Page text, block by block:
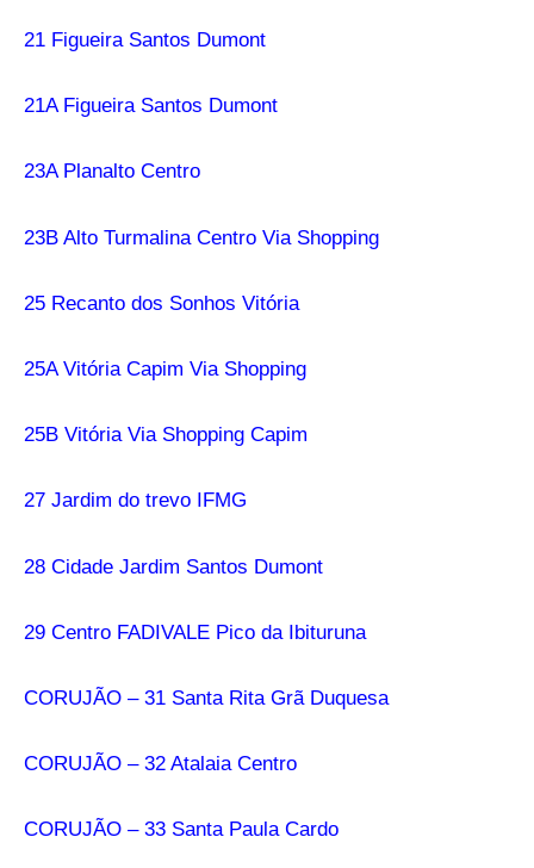
21 Figueira Santos Dumont
21A Figueira Santos Dumont
23A Planalto Centro
23B Alto Turmalina Centro Via Shopping
25 Recanto dos Sonhos Vitória
25A Vitória Capim Via Shopping
25B Vitória Via Shopping Capim
27 Jardim do trevo IFMG
28 Cidade Jardim Santos Dumont
29 Centro FADIVALE Pico da Ibituruna
CORUJÃO – 31 Santa Rita Grã Duquesa
CORUJÃO – 32 Atalaia Centro
CORUJÃO – 33 Santa Paula Cardo